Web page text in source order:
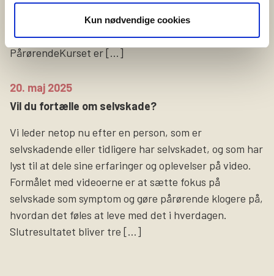
Kun nødvendige cookies
redskaber til hverdagen med et nærtstående
menneske med psykisk sygdom eller
udviklingsforstyrrelse. Hvad er PårørendeKurset?
PårørendeKurset er […]
20. maj 2025
Vil du fortælle om selvskade?
Vi leder netop nu efter en person, som er
selvskadende eller tidligere har selvskadet, og som har
lyst til at dele sine erfaringer og oplevelser på video.
Formålet med videoerne er at sætte fokus på
selvskade som symptom og gøre pårørende klogere på,
hvordan det føles at leve med det i hverdagen.
Slutresultatet bliver tre […]